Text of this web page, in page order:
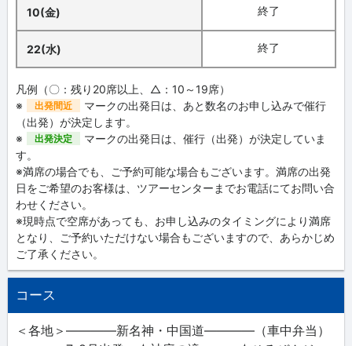
10(金) 終了
22(水) 終了
凡例（〇：残り20席以上、△：10～19席）
※
出発間近
マークの出発日は、あと数名のお申し込みで催行
（出発）が決定します。
※
出発決定
マークの出発日は、催行（出発）が決定していま
す。
※満席の場合でも、ご予約可能な場合もございます。満席の出発
日をご希望のお客様は、ツアーセンターまでお電話にてお問い合
わせください。
※現時点で空席があっても、お申し込みのタイミングにより満席
となり、ご予約いただけない場合もございますので、あらかじめ
ご了承ください。
コース
＜各地＞――――新名神・中国道――――（車中弁当）